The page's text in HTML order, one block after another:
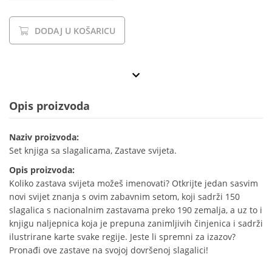
DODAJ U KOŠARICU
Opis proizvoda
Naziv proizvoda:
Set knjiga sa slagalicama, Zastave svijeta.
Opis proizvoda:
Koliko zastava svijeta možeš imenovati? Otkrijte jedan sasvim
novi svijet znanja s ovim zabavnim setom, koji sadrži 150
slagalica s nacionalnim zastavama preko 190 zemalja, a uz to i
knjigu naljepnica koja je prepuna zanimljivih činjenica i sadrži
ilustrirane karte svake regije. Jeste li spremni za izazov?
Pronađi ove zastave na svojoj dovršenoj slagalici!